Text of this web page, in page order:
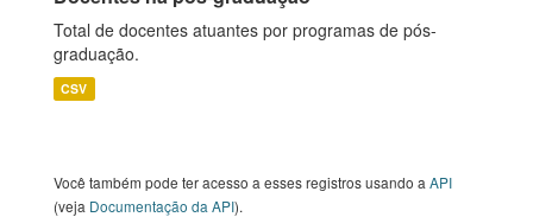
Total de docentes atuantes por programas de pós-
graduação.
CSV
Você também pode ter acesso a esses registros usando a API
(veja Documentação da API).